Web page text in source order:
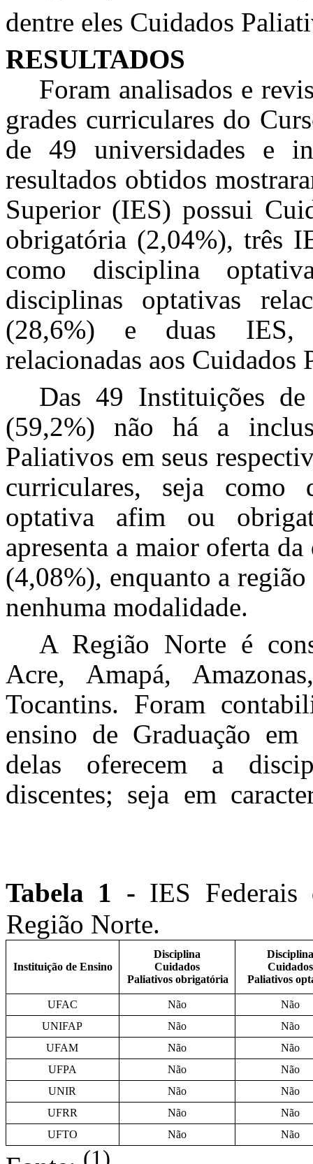
dentre eles Cuidados
RESULTADOS
Foram analisados e
grades curriculares do
de 49 universidades e
resultados obtidos
Superior (IES) possui
obrigatória (2,04%), três
como disciplina
disciplinas optativas
(28,6%) e duas IES,
relacionadas aos Cuidados
Das 49 Instituições
(59,2%) não há a
Paliativos em seus
curriculares, seja como
optativa afim ou
apresenta a maior oferta
(4,08%), enquanto a
nenhuma modalidade.
A Região Norte é
Acre, Amapá,
Tocantins. Foram
ensino de Graduação
delas oferecem a
discentes; seja em
Tabela 1 - IES Federais
Região Norte.
Instituição de Ensino
Disciplina
Cuidados
Paliativos obrigatória
Disciplina
Cuidados
Paliativos
UFAC Não
Não
UNIFAP
Não
Não
UFAM
Não
Não
UFPA
Não
Não
UNIR
Não
Não
UFRR
Não
Não
UFTO
Não Não
(1)